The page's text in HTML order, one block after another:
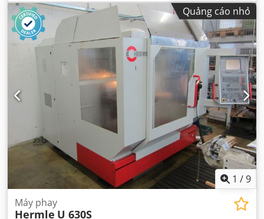
Quảng cáo nhỏ
1 /9
Máy phay
Hermle U 630S